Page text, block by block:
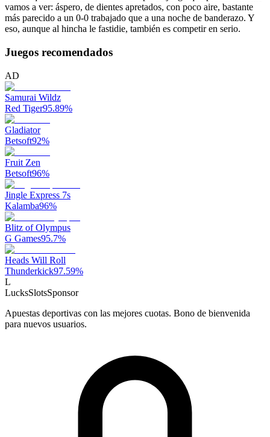
vamos a ver: áspero, de dientes apretados, con poco aire, bastante
más parecido a un 0-0 trabajado que a una noche de banderazo. Y
eso, aunque al hincha le fastidie, también es competir en serio.
Juegos recomendados
AD
Samurai Wildz
Red Tiger95.89%
Gladiator
Betsoft92%
Fruit Zen
Betsoft96%
Jingle Express 7s
Kalamba96%
Blitz of Olympus
G Games95.7%
Heads Will Roll
Thunderkick97.59%
L
LucksSlotsSponsor
Apuestas deportivas con las mejores cuotas. Bono de bienvenida
para nuevos usuarios.